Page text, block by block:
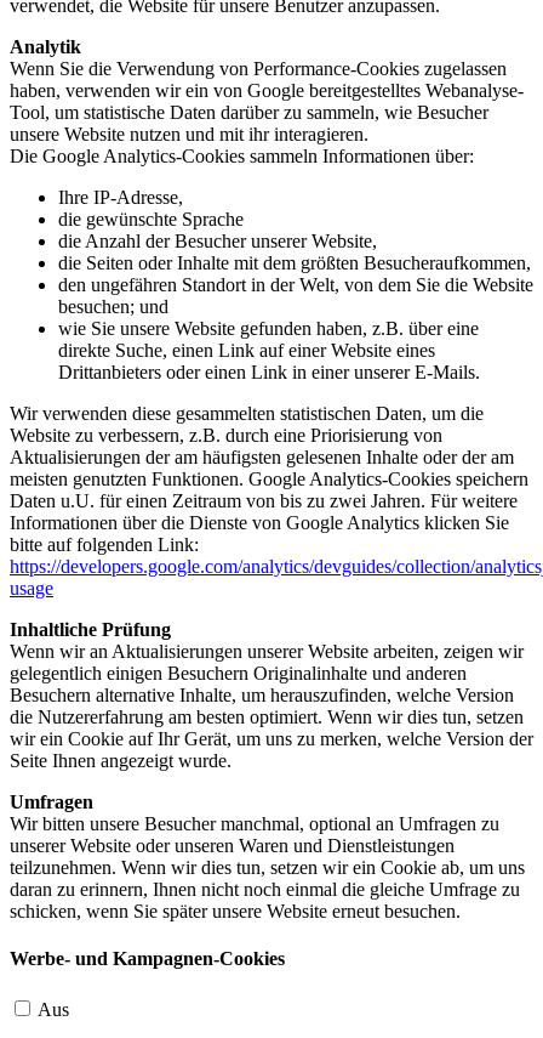
verwendet, die Website für unsere Benutzer anzupassen.
Analytik
Wenn Sie die Verwendung von Performance-Cookies zugelassen
haben, verwenden wir ein von Google bereitgestelltes Webanalyse-
Tool, um statistische Daten darüber zu sammeln, wie Besucher
unsere Website nutzen und mit ihr interagieren.
Die Google Analytics-Cookies sammeln Informationen über:
Ihre IP-Adresse,
die gewünschte Sprache
die Anzahl der Besucher unserer Website,
die Seiten oder Inhalte mit dem größten Besucheraufkommen,
den ungefähren Standort in der Welt, von dem Sie die Website
besuchen; und
wie Sie unsere Website gefunden haben, z.B. über eine
direkte Suche, einen Link auf einer Website eines
Drittanbieters oder einen Link in einer unserer E-Mails.
Wir verwenden diese gesammelten statistischen Daten, um die
Website zu verbessern, z.B. durch eine Priorisierung von
Aktualisierungen der am häufigsten gelesenen Inhalte oder der am
meisten genutzten Funktionen. Google Analytics-Cookies speichern
Daten u.U. für einen Zeitraum von bis zu zwei Jahren. Für weitere
Informationen über die Dienste von Google Analytics klicken Sie
bitte auf folgenden Link:
https://developers.google.com/analytics/devguides/collection/
usage
Inhaltliche Prüfung
Wenn wir an Aktualisierungen unserer Website arbeiten, zeigen wir
gelegentlich einigen Besuchern Originalinhalte und anderen
Besuchern alternative Inhalte, um herauszufinden, welche Version
die Nutzererfahrung am besten optimiert. Wenn wir dies tun, setzen
wir ein Cookie auf Ihr Gerät, um uns zu merken, welche Version der
Seite Ihnen angezeigt wurde.
Umfragen
Wir bitten unsere Besucher manchmal, optional an Umfragen zu
unserer Website oder unseren Waren und Dienstleistungen
teilzunehmen. Wenn wir dies tun, setzen wir ein Cookie ab, um uns
daran zu erinnern, Ihnen nicht noch einmal die gleiche Umfrage zu
schicken, wenn Sie später unsere Website erneut besuchen.
Werbe- und Kampagnen-Cookies
Aus